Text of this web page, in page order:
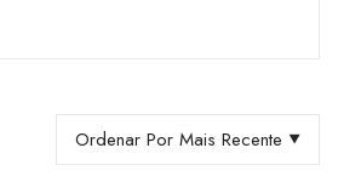
Ordenar Por Mais Recente